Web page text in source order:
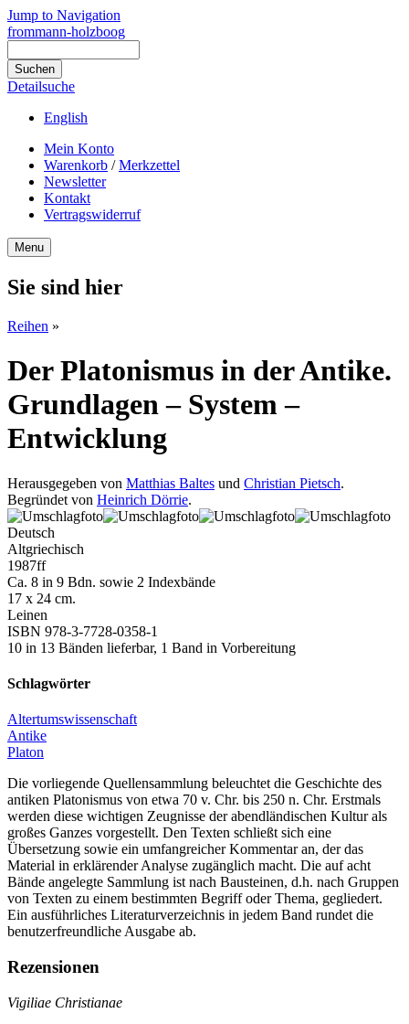
Jump to Navigation
frommann-holzboog
Detailsuche
English
Mein Konto
Warenkorb /Merkzettel
Newsletter
Kontakt
Vertragswiderruf
Menu
Sie sind hier
Reihen »
Der Platonismus in der Antike.
Grundlagen – System –
Entwicklung
Herausgegeben von Matthias Baltes und Christian Pietsch.
Begründet von Heinrich Dörrie.
Deutsch
Altgriechisch
1987ff
Ca. 8 in 9 Bdn. sowie 2 Indexbände
17 x 24 cm.
Leinen
ISBN 978-3-7728-0358-1
10 in 13 Bänden lieferbar, 1 Band in Vorbereitung
Schlagwörter
Altertumswissenschaft
Antike
Platon
Die vorliegende Quellensammlung beleuchtet die Geschichte des
antiken Platonismus von etwa 70 v. Chr. bis 250 n. Chr. Erstmals
werden diese wichtigen Zeugnisse der abendländischen Kultur als
großes Ganzes vorgestellt. Den Texten schließt sich eine
Übersetzung sowie ein umfangreicher Kommentar an, der das
Material in erklärender Analyse zugänglich macht. Die auf acht
Bände angelegte Sammlung ist nach Bausteinen, d.h. nach Gruppen
von Texten zu einem bestimmten Begriff oder Thema, gegliedert.
Ein ausführliches Literaturverzeichnis in jedem Band rundet die
benutzerfreundliche Ausgabe ab.
Rezensionen
Vigiliae Christianae